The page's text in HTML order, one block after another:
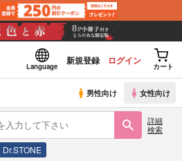
Language
新規登録 ログイン
カート
男性向け 女性向け
詳細
検索
Dr.STONE